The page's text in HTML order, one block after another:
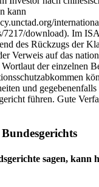
kann
7217/download). Im
des Rückzugs der
Verweis auf das
der einzelnen
und
führen. Gute
sagen, kann